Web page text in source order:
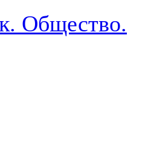
Общество.